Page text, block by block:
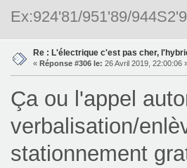
Ex:924'81/951'89/
Re : L'électrique c'est pas cher,
« Réponse #306 le: 26 Avril 2019, 22:00:06
Ça ou l'appel
verbalisation/
stationnement